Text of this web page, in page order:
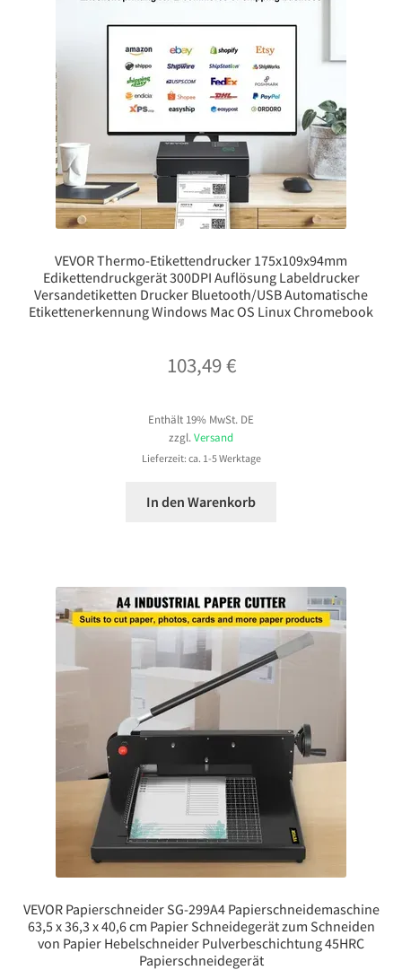
VEVOR Thermo-Etikettendrucker 175x109x94mm
Edikettendruckgerät 300DPI Auflösung Labeldrucker
Versandetiketten Drucker Bluetooth/USB Automatische
Etikettenerkennung Windows Mac OS Linux Chromebook
103,49€
Enthält 19% MwSt. DE
zzgl.Versand
Lieferzeit: ca. 1-5 Werktage
In den Warenkorb
VEVOR Papierschneider SG-299A4 Papierschneidemaschine
63,5 x 36,3 x 40,6 cm Papier Schneidegerät zum Schneiden
von Papier Hebelschneider Pulverbeschichtung 45HRC
Papierschneidegerät